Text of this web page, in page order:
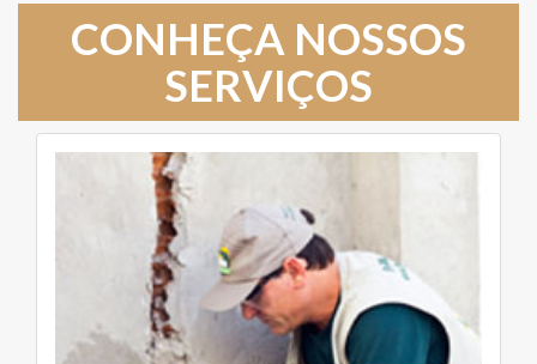
CONHEÇA NOSSOS
SERVIÇOS